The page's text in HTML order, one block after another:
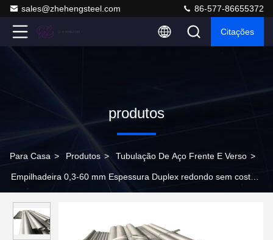
sales@zhehengsteel.com 86-577-86655372
Citações
produtos
Para Casa > Produtos > Tubulação De Aço Frente E Verso >
Empilhadeira 0,3-60 mm Espessura Duplex redondo sem costura
inoxidável 20 mm